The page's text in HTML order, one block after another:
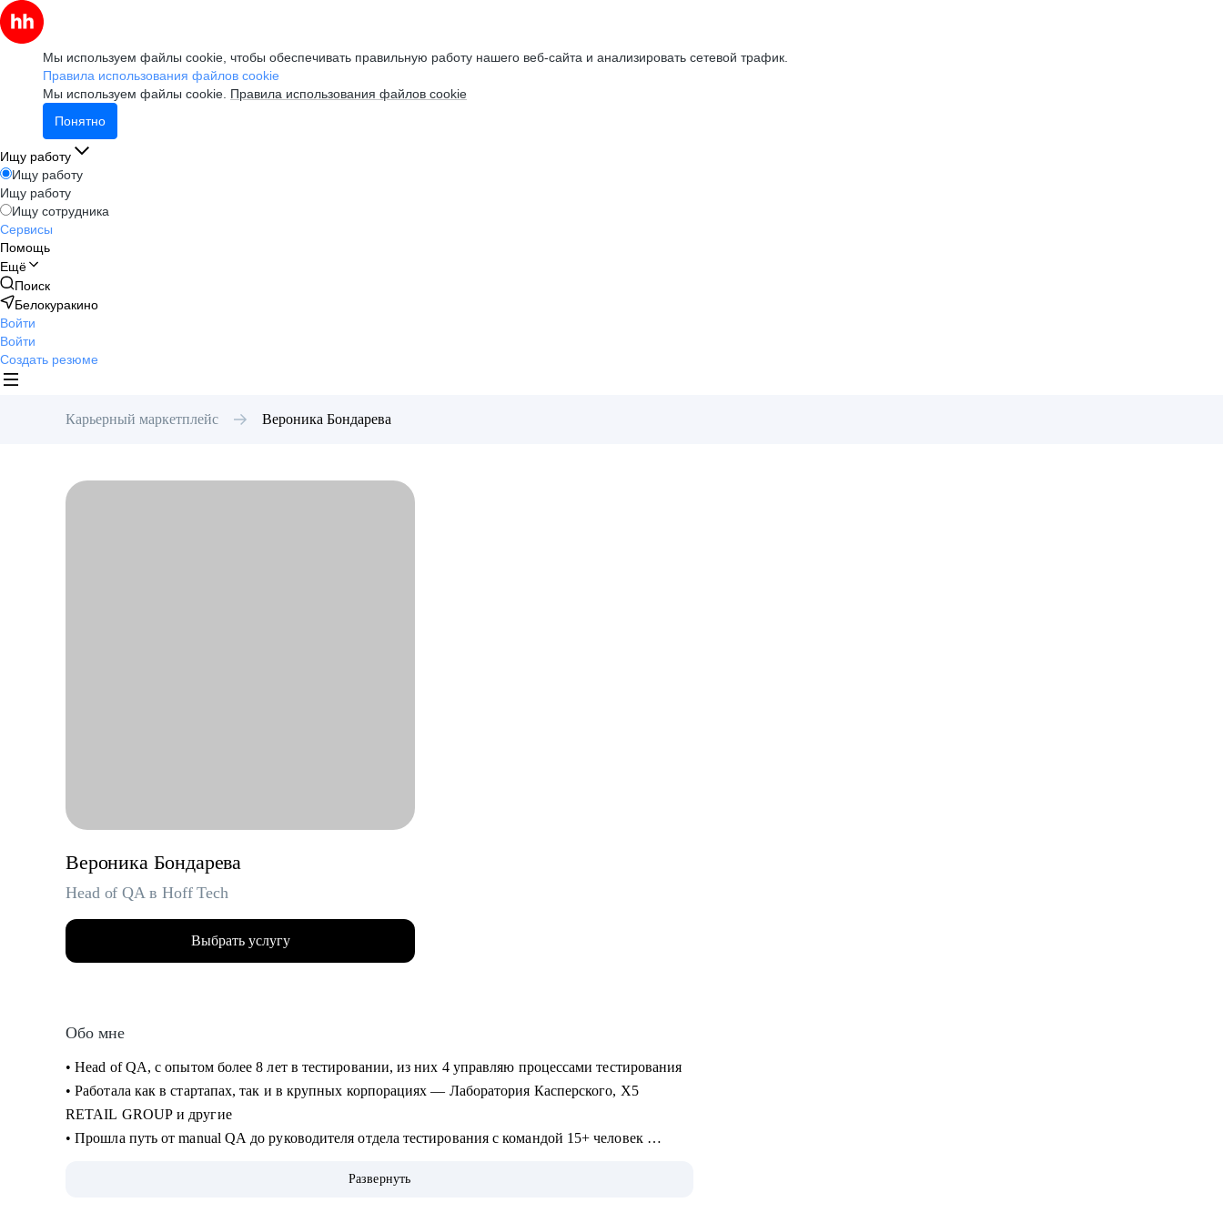
Мы используем файлы cookie, чтобы обеспечивать правильную работу нашего веб-сайта и анализировать сетевой трафик.
Правила использования файлов cookie
Мы используем файлы cookie. Правила использования файлов cookie
Понятно
Ищу работу
Ищу работу
Ищу работу
Ищу сотрудника
Сервисы
Помощь
Ещё
Поиск
Белокуракино
Войти
Войти
Создать резюме
Карьерный маркетплейс Вероника Бондарева
Вероника Бондарева
Head of QA в Hoff Tech
Выбрать услугу
Обо мне
• Head of QA, c опытом более 8 лет в тестировании, из них 4 управляю процессами тестирования
• Работала как в стартапах, так и в крупных корпорациях — Лаборатория Касперского, X5
RETAIL GROUP и другие
• Прошла путь от manual QA до руководителя отдела тестирования с командой 15+ человек
Развернуть